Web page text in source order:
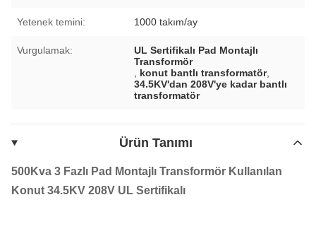
Yetenek temini: 1000 takım/ay
Vurgulamak:
UL Sertifikalı Pad Montajlı
Transformör
konut bantlı transformatör,
34.5KV'dan 208V'ye kadar bantlı
transformatör
Ürün Tanımı
500Kva 3 Fazlı Pad Montajlı Transformör Kullanılan
Konut 34.5KV 208V UL Sertifikalı